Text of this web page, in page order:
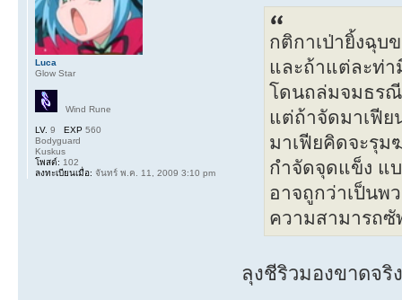
กติกาเป่ายิ้งฉุบ
และถ้าแต่ละท่
โดนถล่มจมธรณี
แต่ถ้าจัดมาเฟีย
มาเฟียคิดจะรุม
กำจัดจุดแข็ง แ
อาจถูกว่าเป็นพ
ความสามารถซั
ลุงชีริวมองขาดจริ
Luca
Glow Star
Wind Rune
LV. 9 EXP 560
Bodyguard
Kuskus
โพสต์: 102
ลงทะเบียนเมื่อ: จันทร์ พ.ค. 11, 2009 3:10 pm